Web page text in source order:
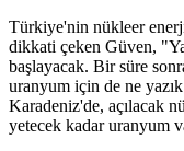
Türkiye'nin nükleer
dikkati çeken Güven,
başlayacak. Bir süre
uranyum için de ne
Karadeniz'de, açılacak
yetecek kadar uranyum